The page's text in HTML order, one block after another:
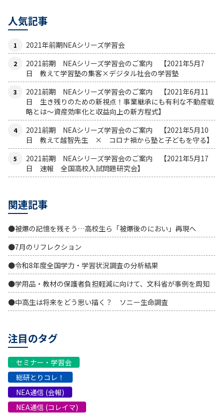
人気記事
2021年前期NEAシリーズ学習会
2021前期 NEAシリーズ学習会のご案内 【2021年5月7
日 教えて学習塾の集客×デジタル社会の学習塾
2021前期 NEAシリーズ学習会のご案内 【2021年6月11
日 生き残りのための新視点！事業継承にも有利な不動産戦
略とは〜資産効率化と収益向上の新方程式】
2021前期 NEAシリーズ学習会のご案内 【2021年5月10
日 教えて越智先生 × コロナ禍から塾と子どもを守る】
2021前期 NEAシリーズ学習会のご案内 【2021年5月17
日 速報 全国高校入試問題研究会】
関連記事
●被爆の記憶を残そう…高校生ら「被爆後のにおい」再現へ
●7月のリフレクション
●令和8年度全国学力・学習状況調査の分析結果
●学用品・教材の保護者負担軽減に向けて、文科省が事例を周知
●中高生は将来をどう思い描く？ ソニー生命調査
注目のタグ
セミナー・学習会
総研とりコレ！
NEA通信 (会報)
NEA通信 (コレイマ)